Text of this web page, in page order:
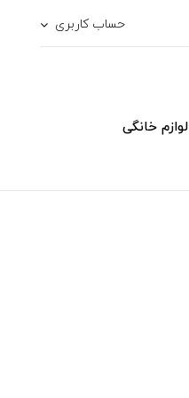
حساب کاربری
لوازم خانگی